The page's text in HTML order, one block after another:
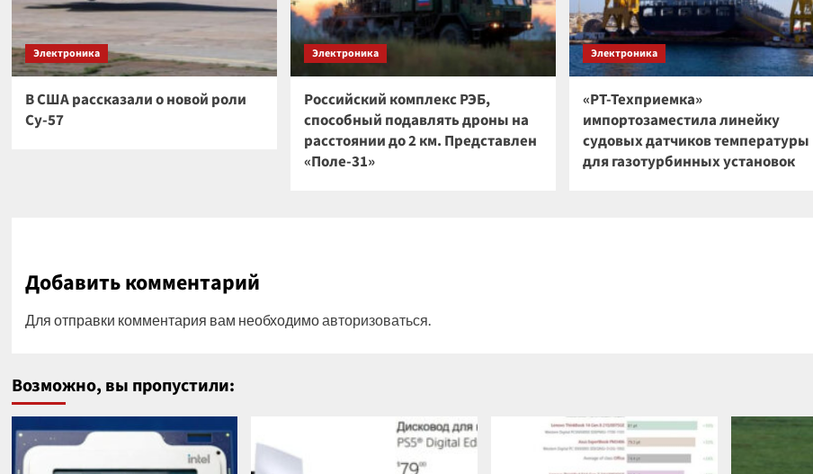
Электроника
В США рассказали о новой роли
Су-57
Электроника
Российский комплекс РЭБ,
способный подавлять дроны на
расстоянии до 2 км. Представлен
«Поле-31»
Электроника
«РТ-Техприемка»
импортозаместила линейку
судовых датчиков температуры
для газотурбинных установок
Добавить комментарий
Для отправки комментария вам необходимоавторизоваться.
Возможно, вы пропустили: